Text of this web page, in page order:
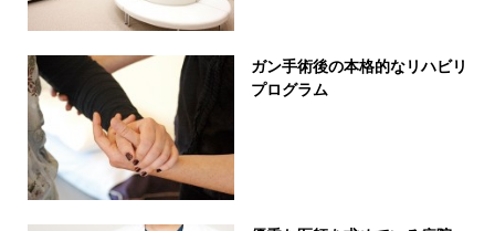
ガン手術後の本格的なリハビリ
プログラム